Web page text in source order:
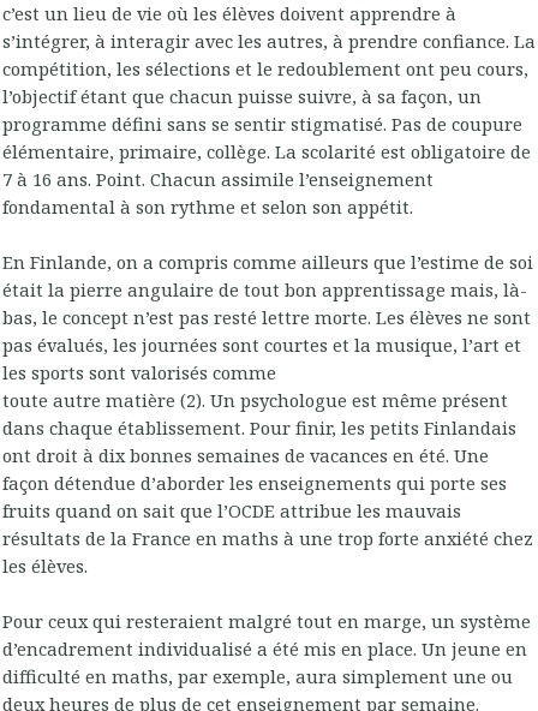
c’est un lieu de vie où les élèves doivent apprendre à
s’intégrer, à interagir avec les autres, à prendre confiance. La
compétition, les sélections et le redoublement ont peu cours,
l’objectif étant que chacun puisse suivre, à sa façon, un
programme défini sans se sentir stigmatisé. Pas de coupure
élémentaire, primaire, collège. La scolarité est obligatoire de
7 à 16 ans. Point. Chacun assimile l’enseignement
fondamental à son rythme et selon son appétit.
En Finlande, on a compris comme ailleurs que l’estime de soi
était la pierre angulaire de tout bon apprentissage mais, là-
bas, le concept n’est pas resté lettre morte. Les élèves ne sont
pas évalués, les journées sont courtes et la musique, l’art et
les sports sont valorisés comme
toute autre matière (2). Un psychologue est même présent
dans chaque établissement. Pour finir, les petits Finlandais
ont droit à dix bonnes semaines de vacances en été. Une
façon détendue d’aborder les enseignements qui porte ses
fruits quand on sait que l’OCDE attribue les mauvais
résultats de la France en maths à une trop forte anxiété chez
les élèves.
Pour ceux qui resteraient malgré tout en marge, un système
d’encadrement individualisé a été mis en place. Un jeune en
difficulté en maths, par exemple, aura simplement une ou
deux heures de plus de cet enseignement par semaine.